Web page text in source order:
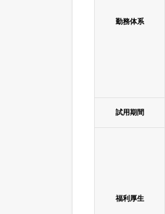
勤務体系
試用期間
福利厚生